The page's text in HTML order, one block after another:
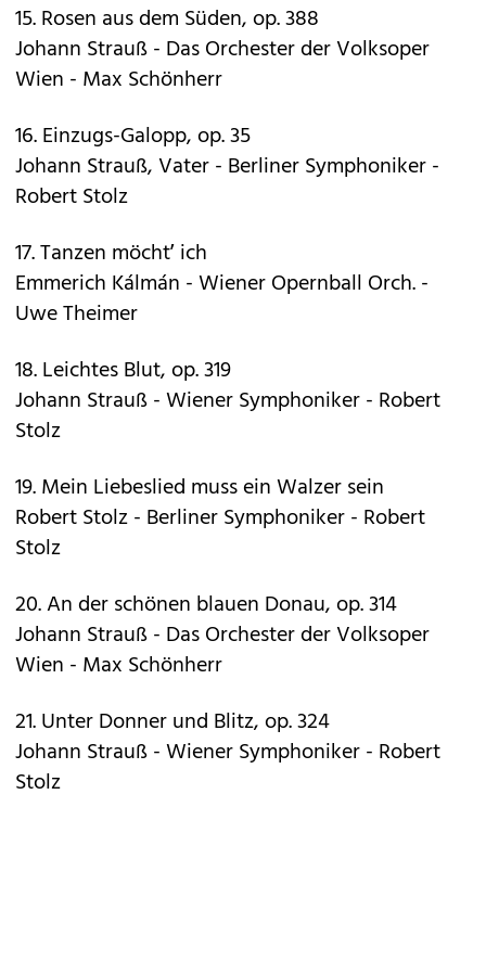
15. Rosen aus dem Süden, op. 388
Johann Strauß - Das Orchester der Volksoper
Wien - Max Schönherr
16. Einzugs-Galopp, op. 35
Johann Strauß, Vater - Berliner Symphoniker -
Robert Stolz
17. Tanzen möcht’ ich
Emmerich Kálmán - Wiener Opernball Orch. -
Uwe Theimer
18. Leichtes Blut, op. 319
Johann Strauß - Wiener Symphoniker - Robert
Stolz
19. Mein Liebeslied muss ein Walzer sein
Robert Stolz - Berliner Symphoniker - Robert
Stolz
20. An der schönen blauen Donau, op. 314
Johann Strauß - Das Orchester der Volksoper
Wien - Max Schönherr
21. Unter Donner und Blitz, op. 324
Johann Strauß - Wiener Symphoniker - Robert
Stolz